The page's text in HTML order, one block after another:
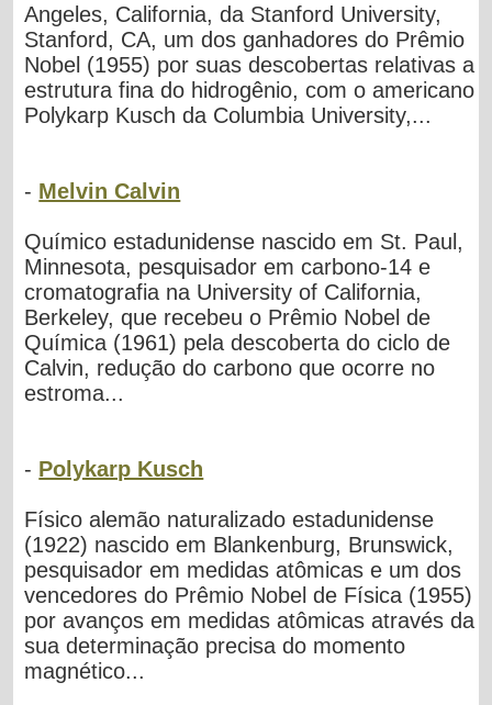
Angeles, California, da Stanford University,
Stanford, CA, um dos ganhadores do Prêmio
Nobel (1955) por suas descobertas relativas a
estrutura fina do hidrogênio, com o americano
Polykarp Kusch da Columbia University,...
- Melvin Calvin
Químico estadunidense nascido em St. Paul,
Minnesota, pesquisador em carbono-14 e
cromatografia na University of California,
Berkeley, que recebeu o Prêmio Nobel de
Química (1961) pela descoberta do ciclo de
Calvin, redução do carbono que ocorre no
estroma...
- Polykarp Kusch
Físico alemão naturalizado estadunidense
(1922) nascido em Blankenburg, Brunswick,
pesquisador em medidas atômicas e um dos
vencedores do Prêmio Nobel de Física (1955)
por avanços em medidas atômicas através da
sua determinação precisa do momento
magnético...